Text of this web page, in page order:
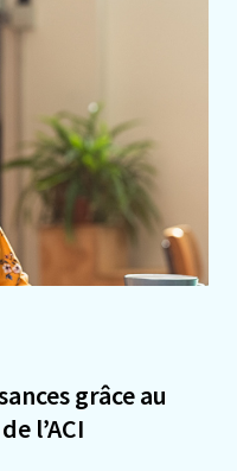
grâce au
l’ACI